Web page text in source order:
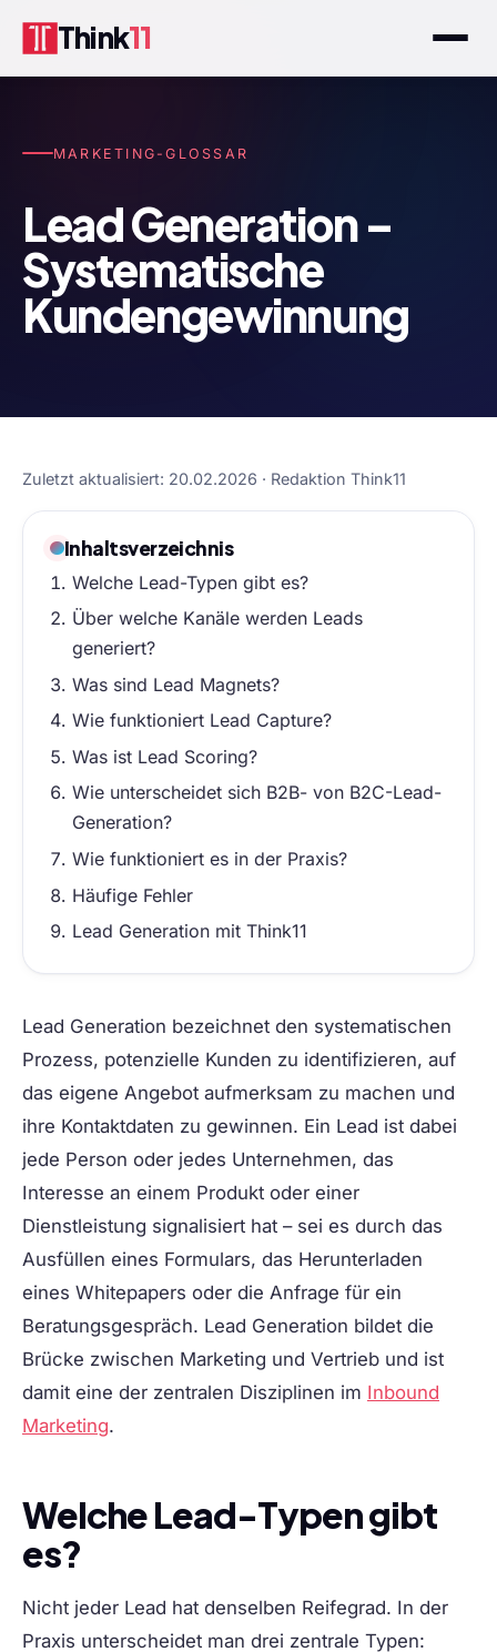
Think11
MARKETING-GLOSSAR
Lead Generation –
Systematische
Kundengewinnung
Zuletzt aktualisiert: 20.02.2026 · Redaktion Think11
Inhaltsverzeichnis
Welche Lead-Typen gibt es?
Über welche Kanäle werden Leads
generiert?
Was sind Lead Magnets?
Wie funktioniert Lead Capture?
Was ist Lead Scoring?
Wie unterscheidet sich B2B- von B2C-Lead-
Generation?
Wie funktioniert es in der Praxis?
Häufige Fehler
Lead Generation mit Think11
Lead Generation bezeichnet den systematischen
Prozess, potenzielle Kunden zu identifizieren, auf
das eigene Angebot aufmerksam zu machen und
ihre Kontaktdaten zu gewinnen. Ein Lead ist dabei
jede Person oder jedes Unternehmen, das
Interesse an einem Produkt oder einer
Dienstleistung signalisiert hat – sei es durch das
Ausfüllen eines Formulars, das Herunterladen
eines Whitepapers oder die Anfrage für ein
Beratungsgespräch. Lead Generation bildet die
Brücke zwischen Marketing und Vertrieb und ist
damit eine der zentralen Disziplinen im Inbound
Marketing.
Welche Lead-Typen gibt
es?
Nicht jeder Lead hat denselben Reifegrad. In der
Praxis unterscheidet man drei zentrale Typen: